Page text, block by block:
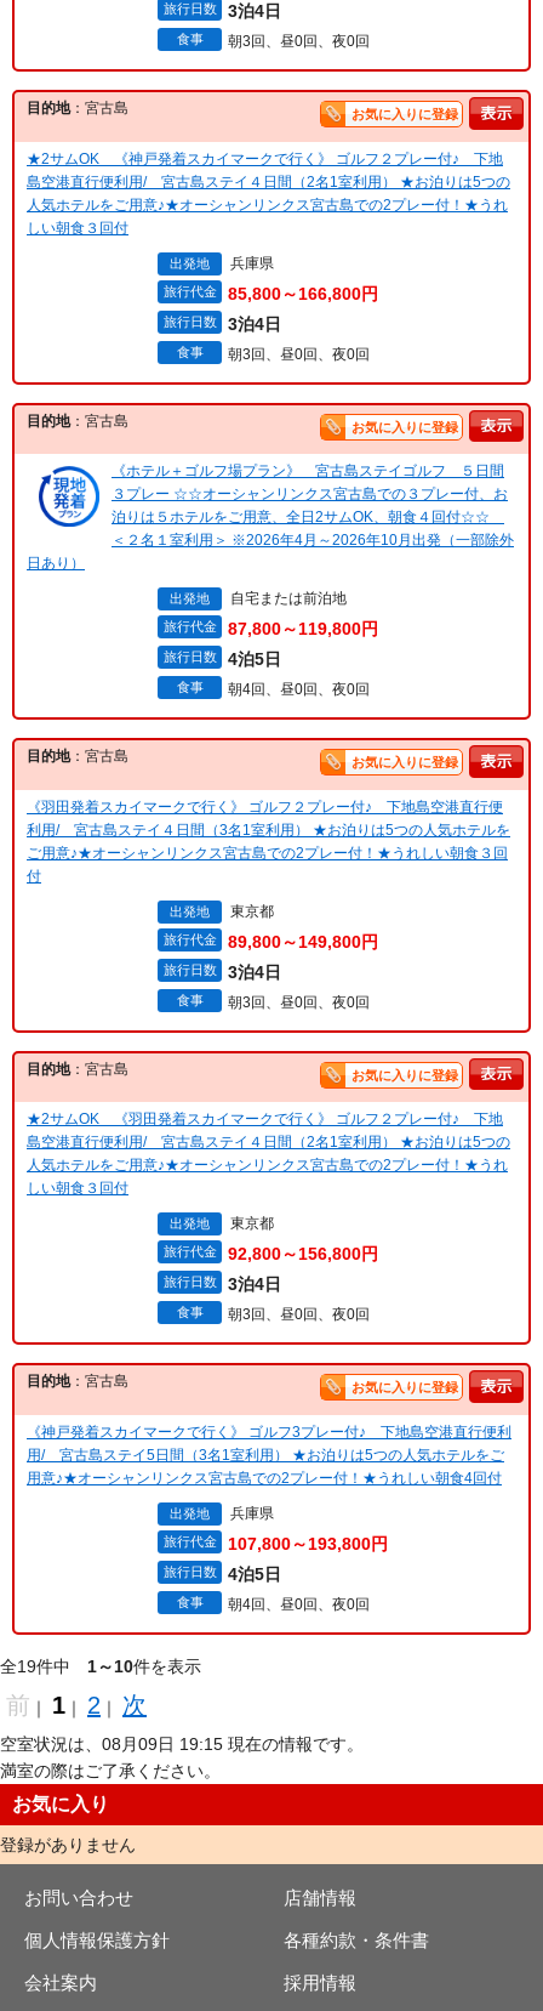
旅行日数 3泊4日
食事 朝3回、昼0回、夜0回
目的地：宮古島 お気に入りに登録
★2サムOK 《神戸発着スカイマークで行く》 ゴルフ２プレー付♪ 下地
島空港直行便利用/ 宮古島ステイ４日間（2名1室利用） ★お泊りは5つの
人気ホテルをご用意♪★オーシャンリンクス宮古島での2プレー付！★うれ
しい朝食３回付
出発地 兵庫県
旅行代金 85,800～166,800円
旅行日数 3泊4日
食事 朝3回、昼0回、夜0回
目的地：宮古島 お気に入りに登録
《ホテル＋ゴルフ場プラン》 宮古島ステイゴルフ ５日間
３プレー ☆☆オーシャンリンクス宮古島での３プレー付、お
泊りは５ホテルをご用意、全日2サムOK、朝食４回付☆☆
＜２名１室利用＞ ※2026年4月～2026年10月出発（一部除外
日あり）
出発地 自宅または前泊地
旅行代金 87,800～119,800円
旅行日数 4泊5日
食事 朝4回、昼0回、夜0回
目的地：宮古島 お気に入りに登録
《羽田発着スカイマークで行く》 ゴルフ２プレー付♪ 下地島空港直行便
利用/ 宮古島ステイ４日間（3名1室利用） ★お泊りは5つの人気ホテルを
ご用意♪★オーシャンリンクス宮古島での2プレー付！★うれしい朝食３回
付
出発地 東京都
旅行代金 89,800～149,800円
旅行日数 3泊4日
食事 朝3回、昼0回、夜0回
目的地：宮古島 お気に入りに登録
★2サムOK 《羽田発着スカイマークで行く》 ゴルフ２プレー付♪ 下地
島空港直行便利用/ 宮古島ステイ４日間（2名1室利用） ★お泊りは5つの
人気ホテルをご用意♪★オーシャンリンクス宮古島での2プレー付！★うれ
しい朝食３回付
出発地 東京都
旅行代金 92,800～156,800円
旅行日数 3泊4日
食事 朝3回、昼0回、夜0回
目的地：宮古島 お気に入りに登録
《神戸発着スカイマークで行く》 ゴルフ3プレー付♪ 下地島空港直行便利
用/ 宮古島ステイ5日間（3名1室利用） ★お泊りは5つの人気ホテルをご
用意♪★オーシャンリンクス宮古島での2プレー付！★うれしい朝食4回付
出発地 兵庫県
旅行代金 107,800～193,800円
旅行日数 4泊5日
食事 朝4回、昼0回、夜0回
全19件中 1～10件を表示
前 ｜ 1 ｜ 2 ｜ 次
空室状況は、08月09日 19:15 現在の情報です。
満室の際はご了承ください。
お気に入り
登録がありません
お問い合わせ 店舗情報
個人情報保護方針 各種約款・条件書
会社案内 採用情報